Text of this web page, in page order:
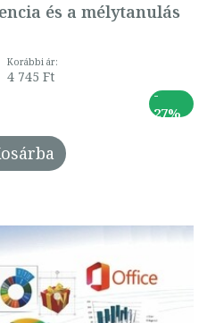
és a mélytanulás
Korábbi ár:
4 745 Ft
-
27%